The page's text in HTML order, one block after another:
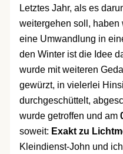
Letztes Jahr, als es
weitergehen soll, haben
eine Umwandlung in
den Winter ist die Idee
wurde mit weiteren
gewürzt, in vielerlei
durchgeschüttelt,
wurde getroffen und am
soweit: Exakt zu
Kleindienst-John und